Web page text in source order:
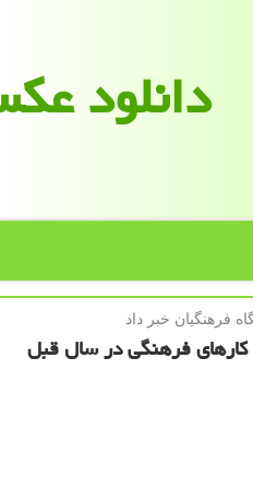
دانلود
فرهنگیان خبر داد
فرهنگی در سال قبل